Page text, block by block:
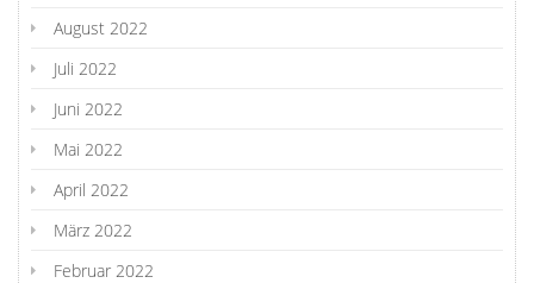
August 2022
Juli 2022
Juni 2022
Mai 2022
April 2022
März 2022
Februar 2022